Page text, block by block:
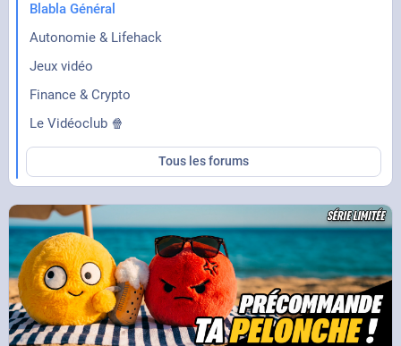
Blabla Général
Autonomie & Lifehack
Jeux vidéo
Finance & Crypto
Le Vidéoclub 🍿
Tous les forums